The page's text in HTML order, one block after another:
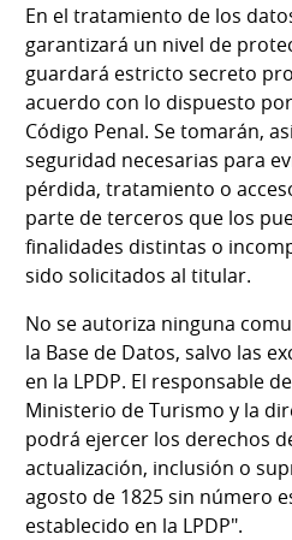
En el tratamiento de los
garantizará un nivel de
guardará estricto secreto
acuerdo con lo dispuesto
Código Penal. Se tomarán,
seguridad necesarias para
pérdida, tratamiento o
parte de terceros que los
finalidades distintas o
sido solicitados al titular.
No se autoriza ninguna
la Base de Datos, salvo las
en la LPDP. El responsable
Ministerio de Turismo y la
podrá ejercer los derechos
actualización, inclusión o
agosto de 1825 sin número
establecido en la LPDP".